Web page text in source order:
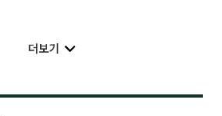
더보기